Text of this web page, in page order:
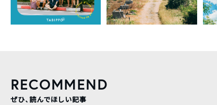
RECOMMEND
ぜひ、読んでほしい記事